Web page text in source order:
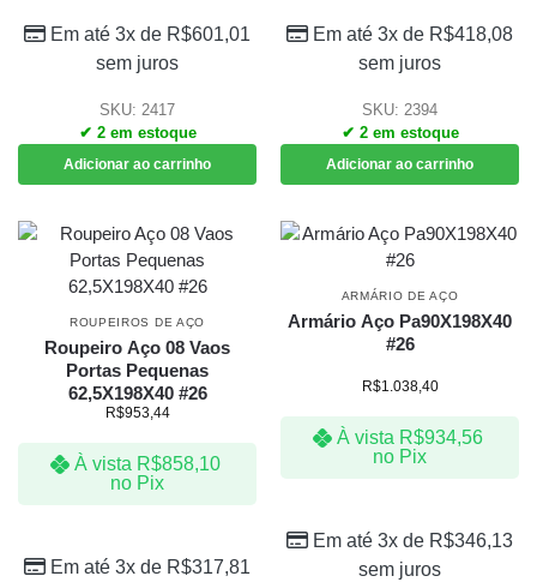
Em até 3x de R$601,01
sem juros
SKU: 2417
✔ 2 em estoque
Adicionar ao carrinho
Em até 3x de R$418,08
sem juros
SKU: 2394
✔ 2 em estoque
Adicionar ao carrinho
ROUPEIROS DE AÇO
Roupeiro Aço 08 Vaos
Portas Pequenas
62,5X198X40 #26
R$953,44
À vista R$858,10
no Pix
Em até 3x de R$317,81
ARMÁRIO DE AÇO
Armário Aço Pa90X198X40
#26
R$1.038,40
À vista R$934,56
no Pix
Em até 3x de R$346,13
sem juros